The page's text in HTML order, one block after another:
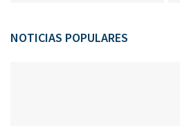
NOTICIAS POPULARES